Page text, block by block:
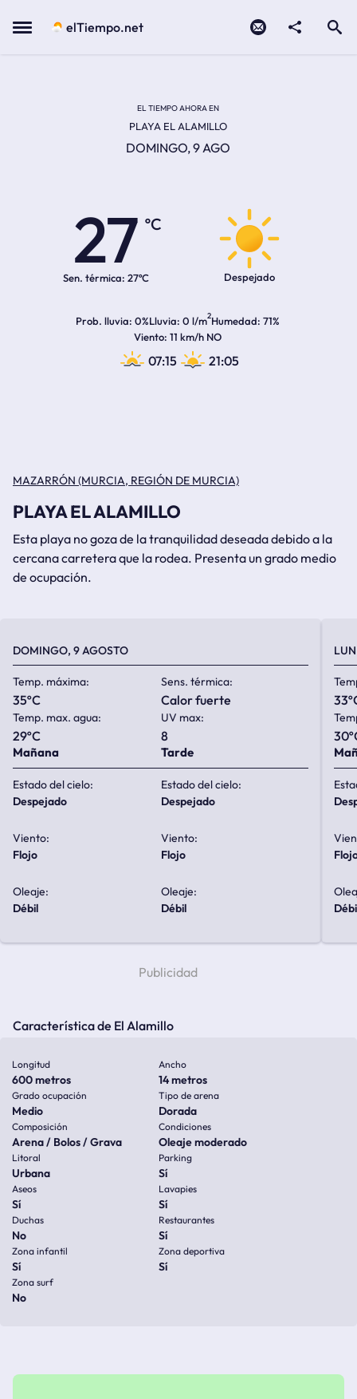
Menu elTiempo.net
EL TIEMPO AHORA EN
PLAYA EL ALAMILLO
DOMINGO, 9 AGO
27
ºC
Sen. térmica: 27ºC Despejado
Prob. lluvia 0%Lluvia 0 l/m2Humedad 71%
Viento 11 km/h NO
07:15 21:05
MAZARRÓN (MURCIA, REGIÓN DE MURCIA)
PLAYA EL ALAMILLO
Esta playa no goza de la tranquilidad deseada debido a la
cercana carretera que la rodea. Presenta un grado medio
de ocupación.
DOMINGO, 9 AGOSTO
Temp. máxima:
35ºC
Sens. térmica:
calor fuerte
Temp. max. agua:
29ºC
UV max:
8
Mañana
Estado del cielo:
despejado
Viento:
flojo
Oleaje:
débil
Tarde
Estado del cielo:
despejado
Viento:
flojo
Oleaje:
débil
Característica de El Alamillo
Longitud
600 metros
Ancho
14 metros
Grado ocupación
Medio
Tipo de arena
Dorada
Composición
Arena / Bolos / Grava
Condiciones
Oleaje moderado
Litoral
Urbana
Parking
Sí
Aseos
Sí
Lavapies
Sí
Duchas
No
Restaurantes
Sí
Zona infantil
Sí
Zona deportiva
Sí
Zona surf
No